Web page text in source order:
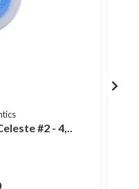
#2 - 4,..